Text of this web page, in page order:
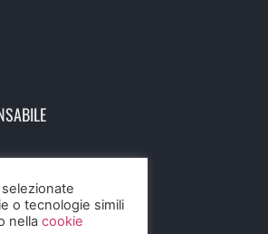
o tecnologie simili
nella cookie